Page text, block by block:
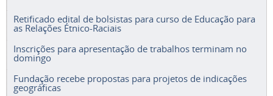
Retificado edital de bolsistas para curso de Educação para
as Relações Étnico-Raciais
Inscrições para apresentação de trabalhos terminam no
domingo
Fundação recebe propostas para projetos de indicações
geográficas